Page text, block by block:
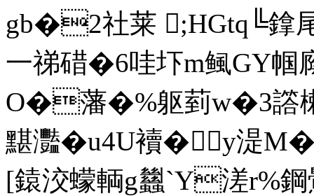
gb�2社莱 ;HGtq╚鎿
一祶碏�6哇圷m鲺GY帼
O�藩�%躯菿w�3譗
黮灩�u4U襩�y湜
[鎱洨蠓輌g蠿`Y溠r%鋼